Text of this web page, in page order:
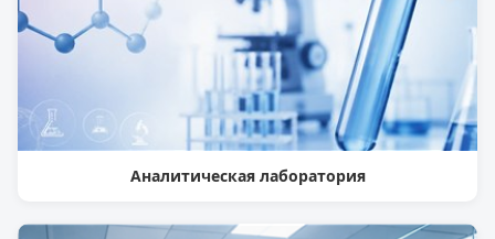
Аналитическая лаборатория